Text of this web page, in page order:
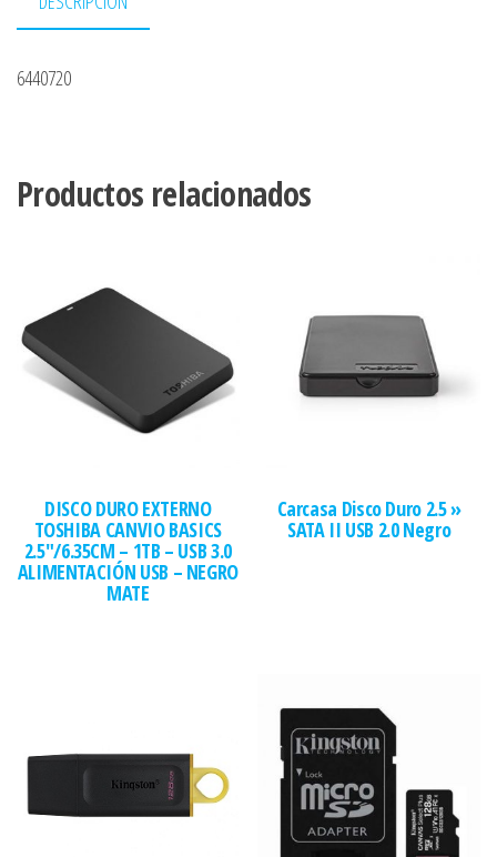
6440720
Productos relacionados
DISCO DURO EXTERNO
TOSHIBA CANVIO BASICS
2.5″/6.35CM – 1TB – USB 3.0
ALIMENTACIÓN USB – NEGRO
MATE
Carcasa Disco Duro 2.5 »
SATA II USB 2.0 Negro